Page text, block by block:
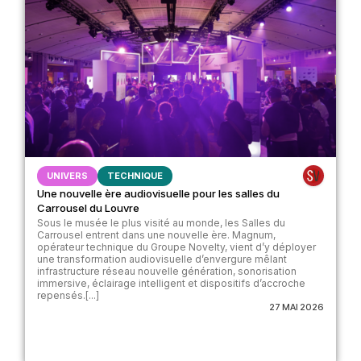
UNIVERS TECHNIQUE
Une nouvelle ère audiovisuelle pour les salles du
Carrousel du Louvre
Sous le musée le plus visité au monde, les Salles du
Carrousel entrent dans une nouvelle ère. Magnum,
opérateur technique du Groupe Novelty, vient d’y déployer
une transformation audiovisuelle d’envergure mêlant
infrastructure réseau nouvelle génération, sonorisation
immersive, éclairage intelligent et dispositifs d’accroche
repensés.[...]
27 MAI 2026